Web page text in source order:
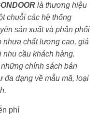
là thương hiệu
chuỗi các hệ thống
sản xuất và phân phối
chất lượng cao, giá
nhu cầu khách hàng.
chính sách bán
đa dạng về mẫu mã, loại
phí